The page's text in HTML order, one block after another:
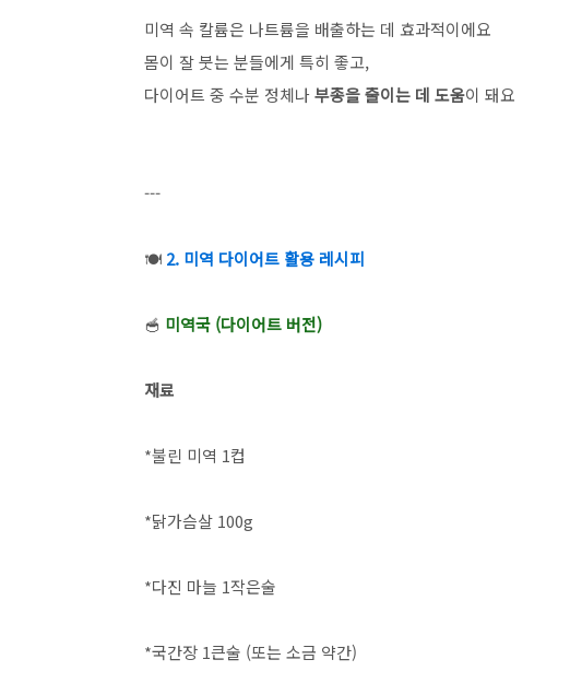
미역 속 칼륨은 나트륨을 배출하는 데 효과적이에요
몸이 잘 붓는 분들에게 특히 좋고,
다이어트 중 수분 정체나 부종을 줄이는 데 도움이 돼요
---
🍽️ 2. 미역 다이어트 활용 레시피
🥣 미역국 (다이어트 버전)
재료
*불린 미역 1컵
*닭가슴살 100g
*다진 마늘 1작은술
*국간장 1큰술 (또는 소금 약간)